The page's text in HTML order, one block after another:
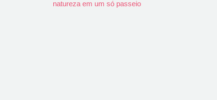
natureza em um só passeio